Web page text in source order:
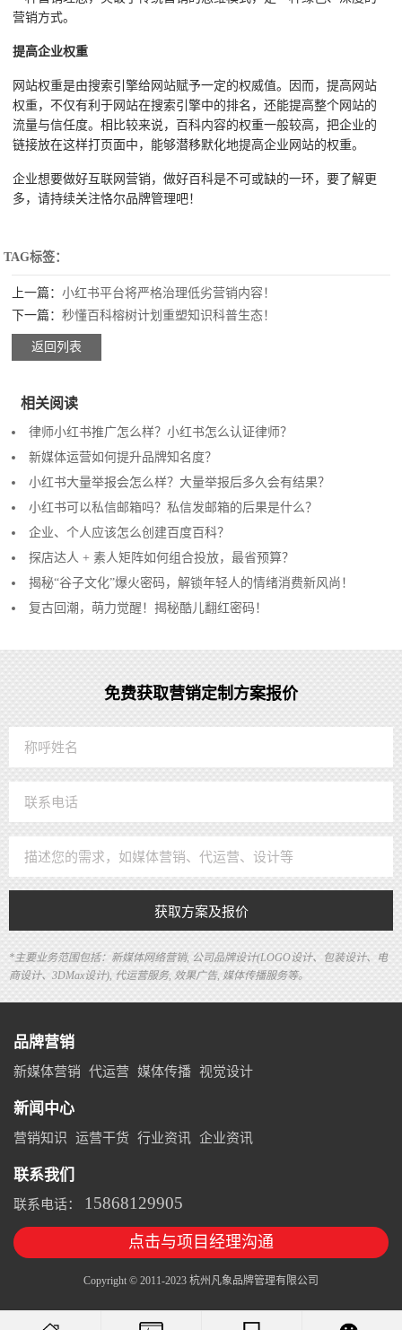
营销方式。
提高企业权重
网站权重是由搜索引擎给网站赋予一定的权威值。因而，提高网站
权重，不仅有利于网站在搜索引擎中的排名，还能提高整个网站的
流量与信任度。相比较来说，百科内容的权重一般较高，把企业的
链接放在这样打页面中，能够潜移默化地提高企业网站的权重。
企业想要做好互联网营销，做好百科是不可或缺的一环，要了解更
多，请持续关注恪尔品牌管理吧！
TAG标签：
上一篇：小红书平台将严格治理低劣营销内容！
下一篇：秒懂百科榕树计划重塑知识科普生态！
返回列表
相关阅读
律师小红书推广怎么样？小红书怎么认证律师？
新媒体运营如何提升品牌知名度？
小红书大量举报会怎么样？大量举报后多久会有结果？
小红书可以私信邮箱吗？私信发邮箱的后果是什么？
企业、个人应该怎么创建百度百科？
探店达人 + 素人矩阵如何组合投放，最省预算？
揭秘“谷子文化”爆火密码，解锁年轻人的情绪消费新风尚！
复古回潮，萌力觉醒！揭秘酷儿翻红密码！
免费获取营销定制方案报价
获取方案及报价
*主要业务范围包括：新媒体网络营销, 公司品牌设计(LOGO设计、包装设计、电
商设计、3DMax设计), 代运营服务, 效果广告, 媒体传播服务等。
品牌营销
新媒体营销 代运营 媒体传播 视觉设计
新闻中心
营销知识 运营干货 行业资讯 企业资讯
联系我们
联系电话： 15868129905
点击与项目经理沟通
Copyright © 2011-2023 杭州凡象品牌管理有限公司